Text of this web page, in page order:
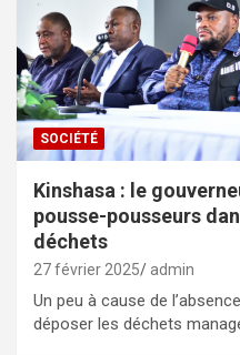
SOCIÉTÉ
Kinshasa : le
pousse-pousseurs
déchets
27 février 2025 admin
Un peu à cause de
déposer les déchets